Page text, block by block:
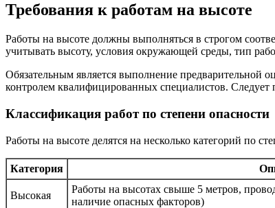
Требования к работам на высоте
Работы на высоте должны выполняться в строгом
учитывать высоту, условия окружающей среды, тип
Обязательным является выполнение предварительной
контролем квалифицированных специалистов. Следует
Классификация работ по степени опасности
Работы на высоте делятся на несколько категорий по
Категория
Высокая
Работы на высотах свыше 5 метров,
наличие опасных факторов)